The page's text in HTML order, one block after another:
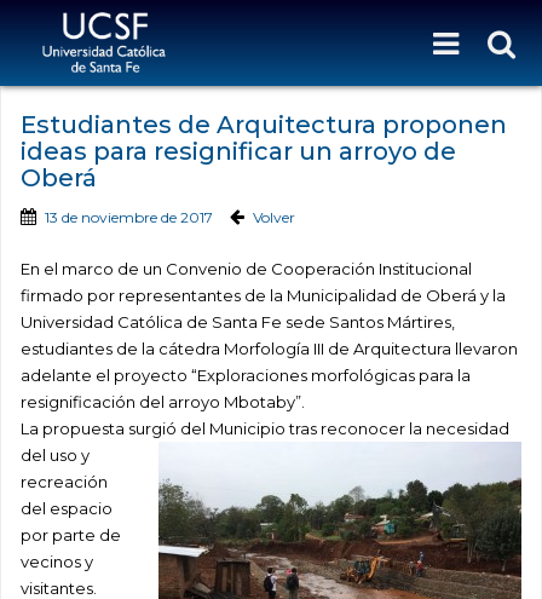
Estudiantes de Arquitectura proponen
ideas para resignificar un arroyo de
Oberá
13 de noviembre de 2017 Volver
En el marco de un Convenio de Cooperación Institucional
firmado por representantes de la Municipalidad de Oberá y la
Universidad Católica de Santa Fe sede Santos Mártires,
estudiantes de la cátedra Morfología III de Arquitectura llevaron
adelante el proyecto “Exploraciones morfológicas para la
resignificación del arroyo Mbotaby”.
La propuesta surgió del Municipio tras reconocer la necesidad
del uso y
recreación
del espacio
por parte de
vecinos y
visitantes.